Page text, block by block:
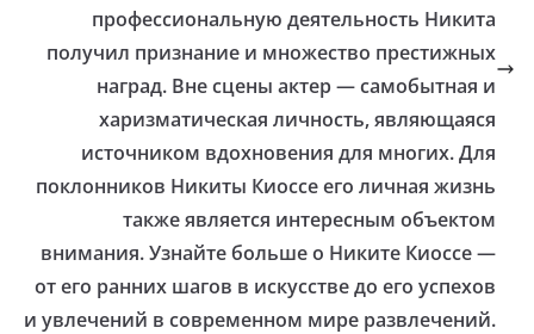
профессиональную деятельность Никита
получил признание и множество престижных
наград. Вне сцены актер — самобытная и
харизматическая личность, являющаяся
источником вдохновения для многих. Для
поклонников Никиты Киоссе его личная жизнь
также является интересным объектом
внимания. Узнайте больше о Никите Киоссе —
от его ранних шагов в искусстве до его успехов
и увлечений в современном мире развлечений.